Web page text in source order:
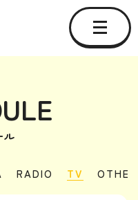
ル
RADIO TV OTHER